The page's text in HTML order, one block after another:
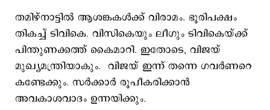
തമിഴ്നാട്ടില്‍ ആശങ്കകള്‍ക്ക് വിരാമം. ഭൂരിപക്ഷം
തികച്ച് ടിവികെ. വിസികെയും ലീഗും ടിവികെയ്ക്ക്
പിന്തുണക്കത്ത് കൈമാറി. ഇതോടെ, വിജയ്
മുഖ്യമന്ത്രിയാകും. വിജയ് ഇന്ന് തന്നെ ഗവര്‍ണറെ
കണ്ടേക്കും. സര്‍ക്കാര്‍ രൂപീകരിക്കാന്‍
അവകാശവാദം ഉന്നയിക്കും.